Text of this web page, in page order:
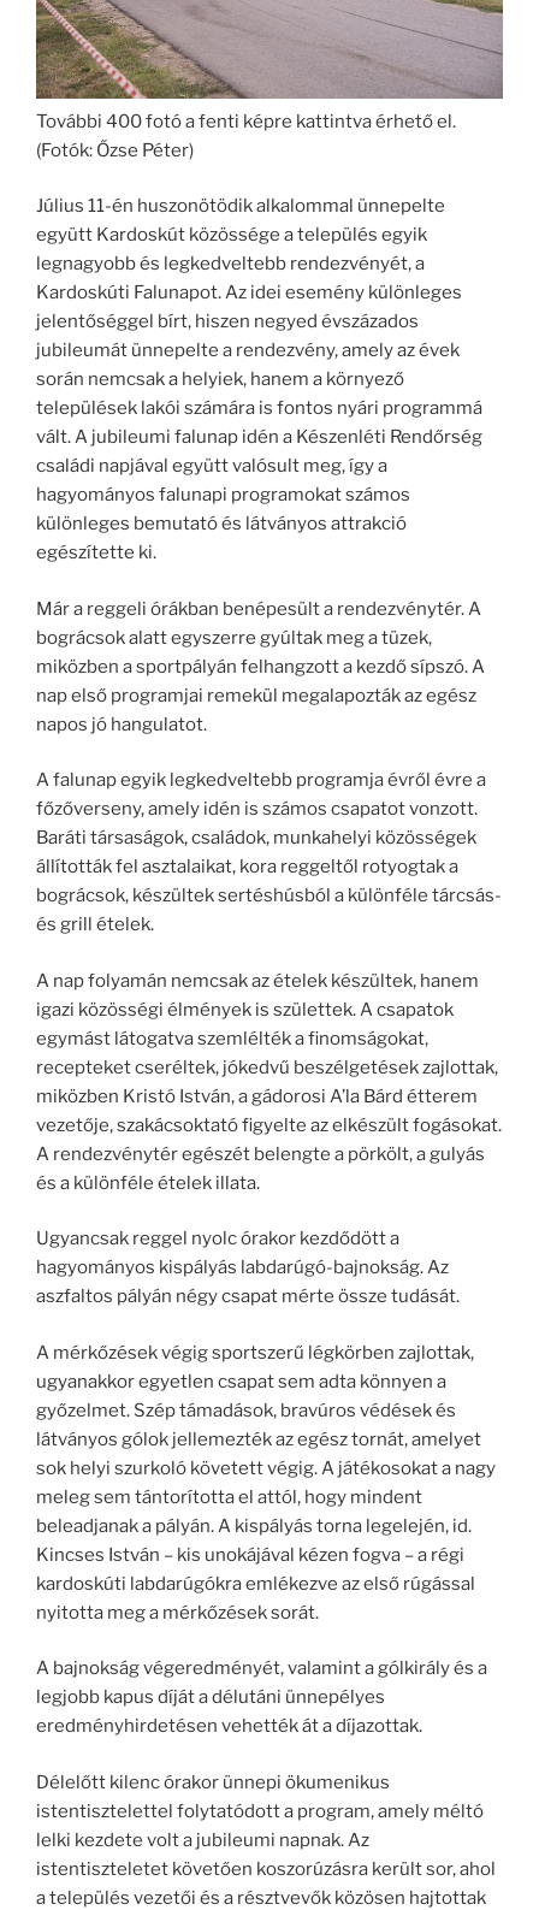
További 400 fotó a fenti képre kattintva érhető el.
(Fotók: Őzse Péter)
Július 11-én huszonötödik alkalommal ünnepelte
együtt Kardoskút közössége a település egyik
legnagyobb és legkedveltebb rendezvényét, a
Kardoskúti Falunapot. Az idei esemény különleges
jelentőséggel bírt, hiszen negyed évszázados
jubileumát ünnepelte a rendezvény, amely az évek
során nemcsak a helyiek, hanem a környező
települések lakói számára is fontos nyári programmá
vált. A jubileumi falunap idén a Készenléti Rendőrség
családi napjával együtt valósult meg, így a
hagyományos falunapi programokat számos
különleges bemutató és látványos attrakció
egészítette ki.
Már a reggeli órákban benépesült a rendezvénytér. A
bográcsok alatt egyszerre gyúltak meg a tüzek,
miközben a sportpályán felhangzott a kezdő sípszó. A
nap első programjai remekül megalapozták az egész
napos jó hangulatot.
A falunap egyik legkedveltebb programja évről évre a
főzőverseny, amely idén is számos csapatot vonzott.
Baráti társaságok, családok, munkahelyi közösségek
állították fel asztalaikat, kora reggeltől rotyogtak a
bográcsok, készültek sertéshúsból a különféle tárcsás-
és grill ételek.
A nap folyamán nemcsak az ételek készültek, hanem
igazi közösségi élmények is születtek. A csapatok
egymást látogatva szemlélték a finomságokat,
recepteket cseréltek, jókedvű beszélgetések zajlottak,
miközben Kristó István, a gádorosi A’la Bárd étterem
vezetője, szakácsoktató figyelte az elkészült fogásokat.
A rendezvénytér egészét belengte a pörkölt, a gulyás
és a különféle ételek illata.
Ugyancsak reggel nyolc órakor kezdődött a
hagyományos kispályás labdarúgó-bajnokság. Az
aszfaltos pályán négy csapat mérte össze tudását.
A mérkőzések végig sportszerű légkörben zajlottak,
ugyanakkor egyetlen csapat sem adta könnyen a
győzelmet. Szép támadások, bravúros védések és
látványos gólok jellemezték az egész tornát, amelyet
sok helyi szurkoló követett végig. A játékosokat a nagy
meleg sem tántorította el attól, hogy mindent
beleadjanak a pályán. A kispályás torna legelején, id.
Kincses István – kis unokájával kézen fogva – a régi
kardoskúti labdarúgókra emlékezve az első rúgással
nyitotta meg a mérkőzések sorát.
A bajnokság végeredményét, valamint a gólkirály és a
legjobb kapus díját a délutáni ünnepélyes
eredményhirdetésen vehették át a díjazottak.
Délelőtt kilenc órakor ünnepi ökumenikus
istentisztelettel folytatódott a program, amely méltó
lelki kezdete volt a jubileumi napnak. Az
istentiszteletet követően koszorúzásra került sor, ahol
a település vezetői és a résztvevők közösen hajtottak